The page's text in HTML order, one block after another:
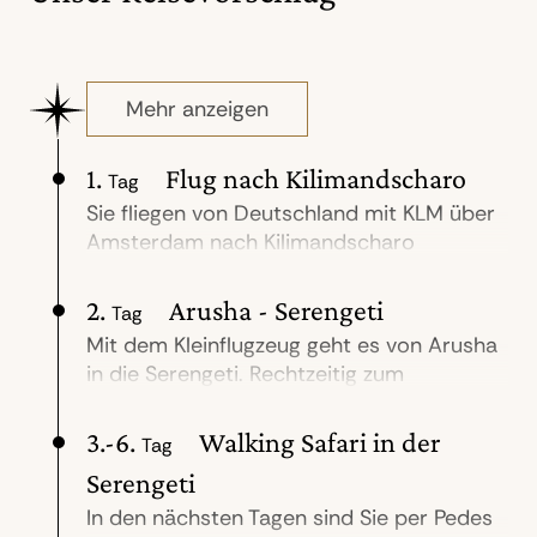
Mehr anzeigen
1. Tag Flug nach Kilimandscharo
Sie fliegen von Deutschland mit KLM über
Amsterdam nach Kilimandscharo
Abend und Privattransfer zur Arusha
Coffee Lodge by Elewana. (A)
2. Tag Arusha - Serengeti
Mit dem Kleinflugzeug geht es von Arusha
in die Serengeti. Rechtzeitig zum
Usawa Camp an, das je nach Jahreszeit in
drei verschiedenen Regionen der
Serengeti aufgebaut wird: Stets ganz nah
an der großen Tierwanderung. Zunächst
3.-6. Tag
Walking Safari in der
Serengeti
In den nächsten Tagen sind Sie per Pedes